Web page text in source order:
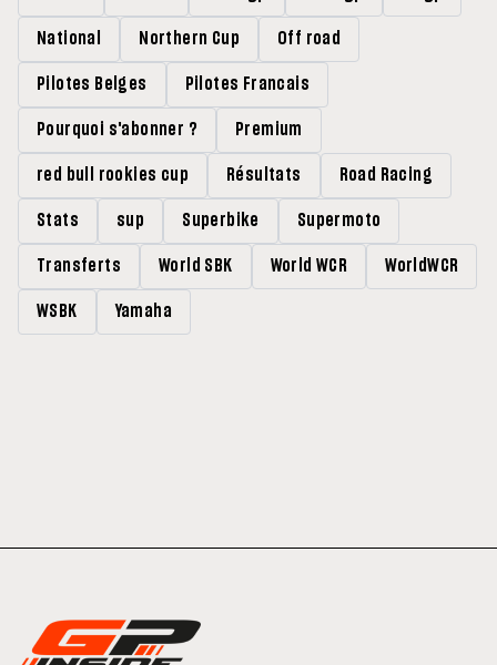
National Northern Cup Off road
Pilotes Belges Pilotes Francais
Pourquoi s'abonner ? Premium
red bull rookies cup Résultats Road Racing
Stats sup Superbike Supermoto
Transferts World SBK World WCR WorldWCR
WSBK Yamaha